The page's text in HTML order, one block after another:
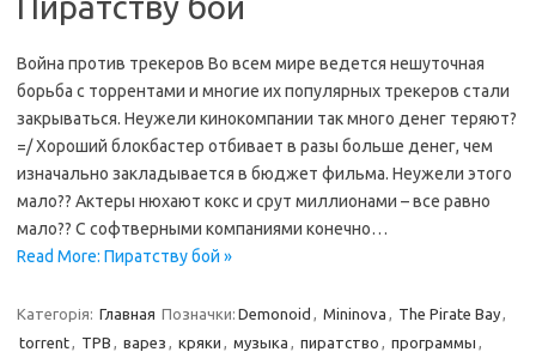
Война против трекеров Во всем мире ведется нешуточная
борьба с торрентами и многие их популярных трекеров стали
закрываться. Неужели кинокомпании так много денег теряют?
=/ Хороший блокбастер отбивает в разы больше денег, чем
изначально закладывается в бюджет фильма. Неужели этого
мало?? Актеры нюхают кокс и срут миллионами – все равно
мало?? С софтверными компаниями конечно…
Read More: Пиратству бой »
Категорія: Главная Позначки: Demonoid , Mininova , The Pirate Bay,
torrent, TPB , варез , кряки , музыка , пиратство , программы ,